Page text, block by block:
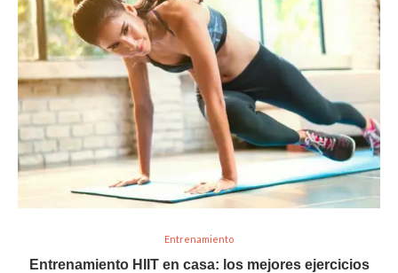
Entrenamiento
Entrenamiento HIIT en casa: los mejores ejercicios